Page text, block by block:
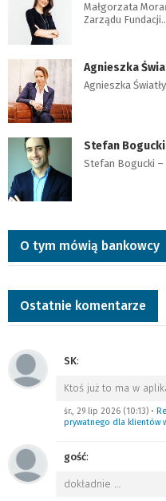
Małgorzata
Zarządu
Agnieszka
Agnieszka
Stefan Bogucki
Stefan Bogucki –
O tym mówią bankowcy
Ostatnie komentarze
SK:
Ktoś już to ma w
śr., 29 lip 2026 (10:13) •
prywatnego dla klientów
gość:
dokładnie …